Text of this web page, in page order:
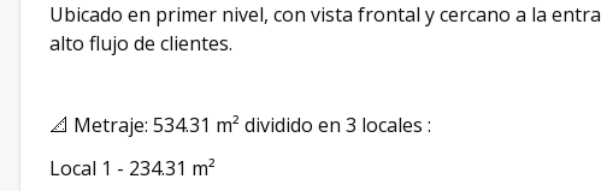
Ubicado en primer nivel, con vista frontal y cercano a la
alto flujo de clientes.
📐 Metraje: 534.31 m² dividido en 3 locales :
Local 1 - 234.31 m²